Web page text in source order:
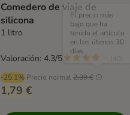
Comedero de viaje de
silicona
1 litro
-25.1% Precio normal 2,39 €
El precio más
bajo que ha
tenido el artículo
en los útimos 30
días.
1,79 €
Valoración: 4.3/5